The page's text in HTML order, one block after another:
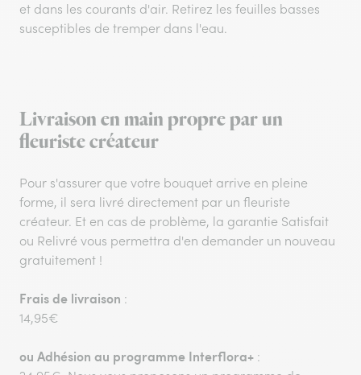
et dans les courants d'air. Retirez les feuilles basses
susceptibles de tremper dans l'eau.
Livraison en main propre par un
fleuriste créateur
Pour s'assurer que votre bouquet arrive en pleine
forme, il sera livré directement par un fleuriste
créateur. Et en cas de problème, la garantie Satisfait
ou Relivré vous permettra d'en demander un nouveau
gratuitement !
Frais de livraison :
14,95€
ou Adhésion au programme Interflora+ :